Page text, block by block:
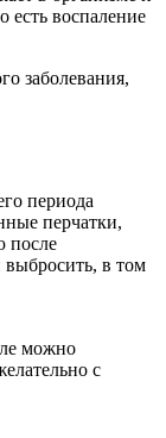
есть воспаление
заболевания,
периода
перчатки,
после
выбросить, в том
можно
с